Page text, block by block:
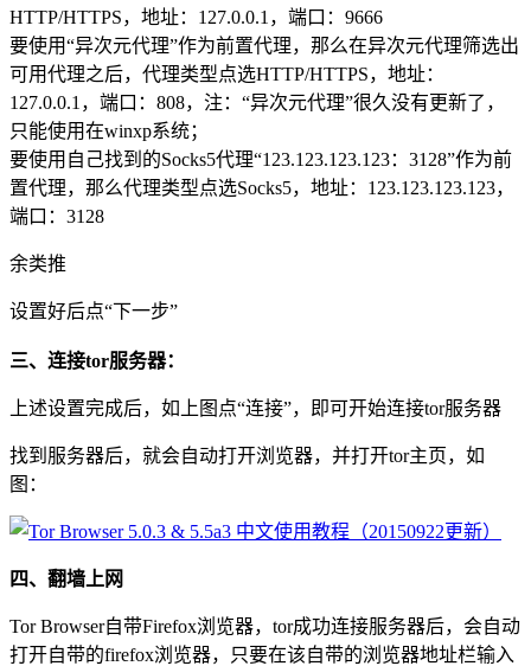
HTTP/HTTPS，地址：127.0.0.1，端口：9666
要使用“异次元代理”作为前置代理，那么在异次元代理筛选出
可用代理之后，代理类型点选HTTP/HTTPS，地址：
127.0.0.1，端口：808，注：“异次元代理”很久没有更新了，
只能使用在winxp系统；
要使用自己找到的Socks5代理“123.123.123.123：3128”作为前
置代理，那么代理类型点选Socks5，地址：123.123.123.123，
端口：3128
余类推
设置好后点“下一步”
三、连接tor服务器：
上述设置完成后，如上图点“连接”，即可开始连接tor服务器
找到服务器后，就会自动打开浏览器，并打开tor主页，如
图：
四、翻墙上网
Tor Browser自带Firefox浏览器，tor成功连接服务器后，会自动
打开自带的firefox浏览器，只要在该自带的浏览器地址栏输入